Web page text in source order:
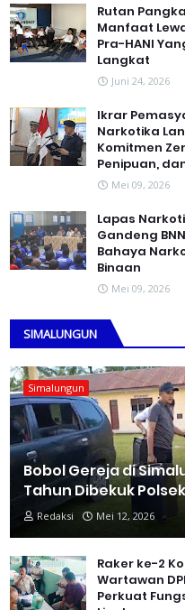
Rutan
Manfaat
Pra-HANI
Langkat
Juni 24, 2026
Ikrar
Narkotika
Komitmen
Penipuan,
Mei 09, 2026
Lapas
Gandeng
Bahaya
Binaan
Mei 09, 2026
SIMALUNGUN
Simalungun
Bobol Gereja di
Tahun Dibekuk
Redaksi Mei 12, 2026
Raker ke-2
Wartawan
Perkuat